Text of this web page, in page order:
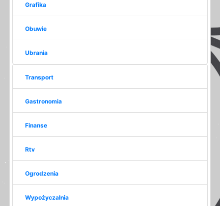
Grafika
Obuwie
Ubrania
Transport
Gastronomia
Finanse
Rtv
Ogrodzenia
Wypożyczalnia